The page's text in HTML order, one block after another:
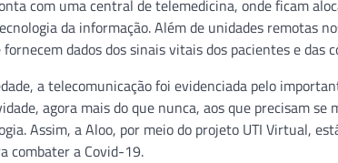
com uma central de telemedicina, onde ficam
da informação. Além de unidades remotas
dados dos sinais vitais dos pacientes e das
a telecomunicação foi evidenciada pelo
agora mais do que nunca, aos que precisam se
Assim, a Aloo, por meio do projeto UTI Virtual,
combater a Covid-19.